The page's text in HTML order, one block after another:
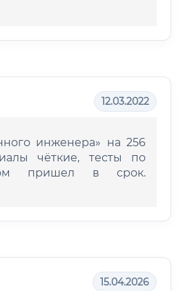
12.03.2022
инженера» на 256
чёткие, тесты по
пришел в срок.
15.04.2026